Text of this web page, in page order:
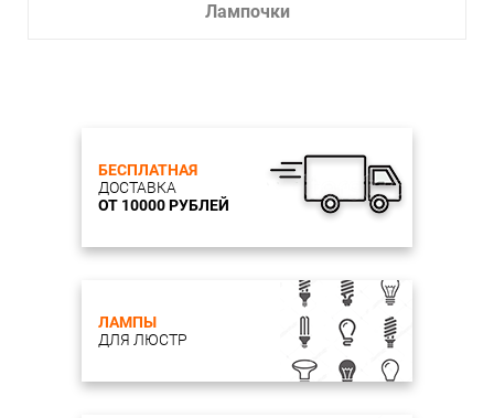
Лампочки
БЕСПЛАТНАЯ
ДОСТАВКА
ОТ 10000 РУБЛЕЙ
ЛАМПЫ
ДЛЯ ЛЮСТР